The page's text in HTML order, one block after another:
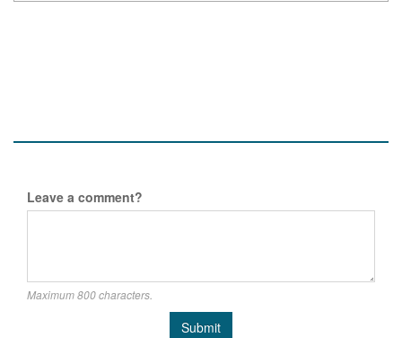
Leave a comment?
Maximum 800 characters.
Submit